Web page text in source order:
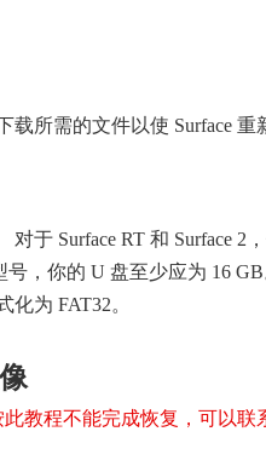
所需的文件以使 Surface 重
于 Surface RT 和 Surface 2
号，你的 U 盘至少应为 16
为 FAT32。
教程不能完成恢复，可以联